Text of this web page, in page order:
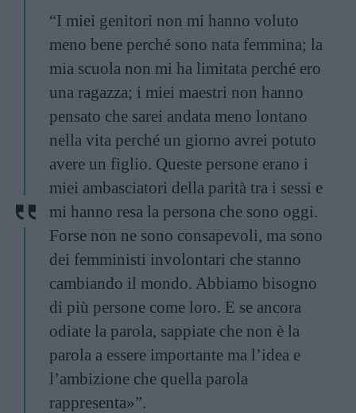
“I miei genitori non mi hanno voluto
meno bene perché sono nata femmina; la
mia scuola non mi ha limitata perché ero
una ragazza; i miei maestri non hanno
pensato che sarei andata meno lontano
nella vita perché un giorno avrei potuto
avere un figlio. Queste persone erano i
miei ambasciatori della parità tra i sessi e
mi hanno resa la persona che sono oggi.
Forse non ne sono consapevoli, ma sono
dei femministi involontari che stanno
cambiando il mondo. Abbiamo bisogno
di più persone come loro. E se ancora
odiate la parola, sappiate che non è la
parola a essere importante ma l’idea e
l’ambizione che quella parola
rappresenta»”.